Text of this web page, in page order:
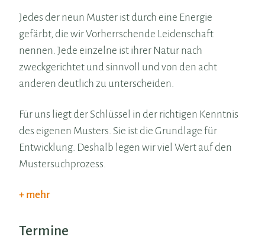
Jedes der neun Muster ist durch eine Energie
gefärbt, die wir Vorherrschende Leidenschaft
nennen. Jede einzelne ist ihrer Natur nach
zweckgerichtet und sinnvoll und von den acht
anderen deutlich zu unterscheiden.
Für uns liegt der Schlüssel in der richtigen Kenntnis
des eigenen Musters. Sie ist die Grundlage für
Entwicklung. Deshalb legen wir viel Wert auf den
Mustersuchprozess.
mehr
Termine